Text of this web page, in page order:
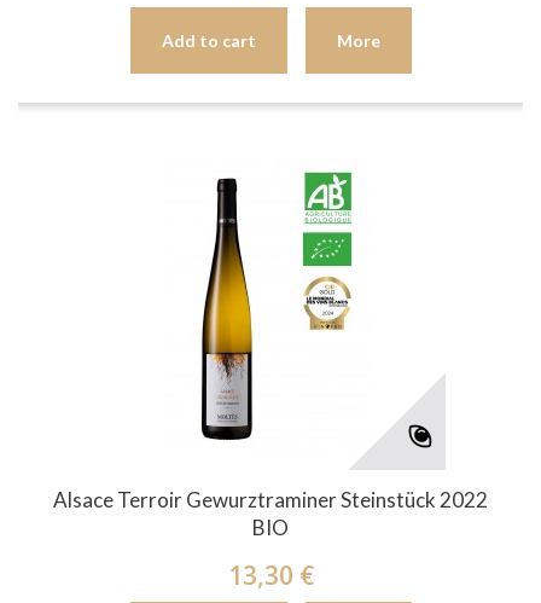
Add to cart More
Alsace Terroir Gewurztraminer Steinstück 2022
BIO
13,30 €